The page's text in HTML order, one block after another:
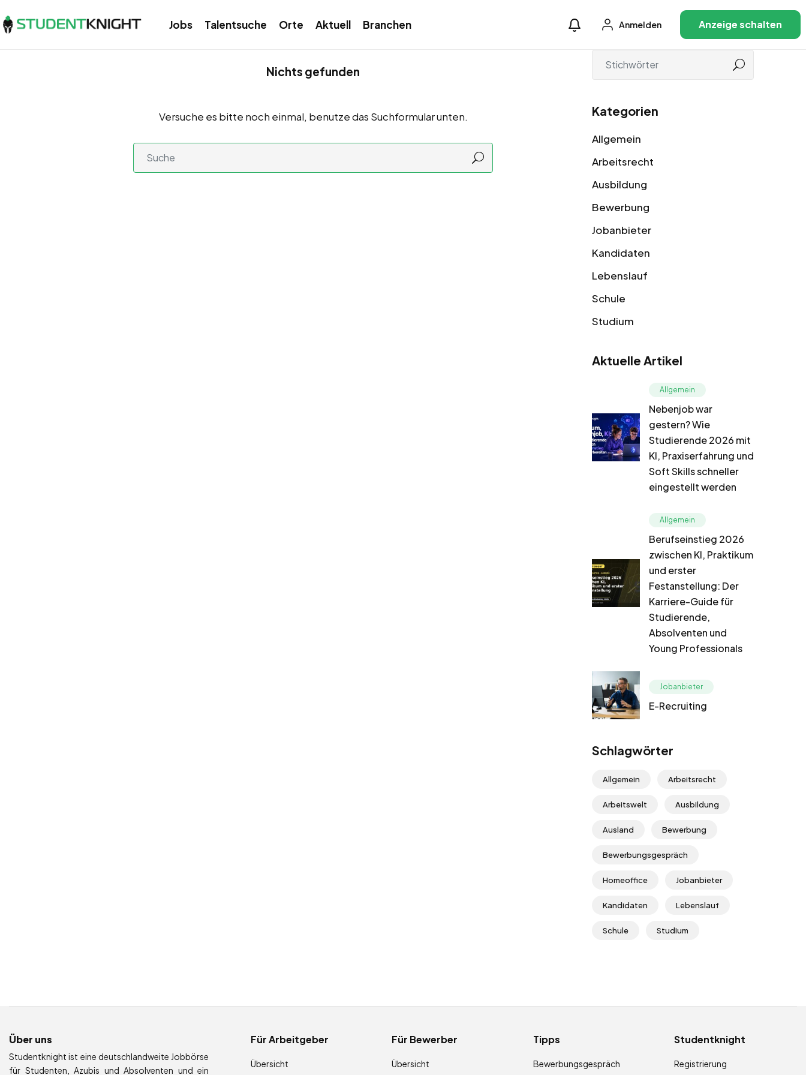
Jobs Talentsuche Orte Aktuell Branchen Anmelden Anzeige schalten
Nichts gefunden
Versuche es bitte noch einmal, benutze das Suchformular unten. Kategorien
Allgemein
Arbeitsrecht
Ausbildung
Bewerbung
Jobanbieter
Kandidaten
Lebenslauf
Schule
Studium
Aktuelle Artikel
Allgemein
Nebenjob war
gestern? Wie
Studierende 2026 mit
KI, Praxiserfahrung und
Soft Skills schneller
eingestellt werden
Allgemein
Berufseinstieg 2026
zwischen KI, Praktikum
und erster
Festanstellung: Der
Karriere-Guide für
Studierende,
Absolventen und
Young Professionals
Jobanbieter
E-Recruiting
Schlagwörter
Allgemein Arbeitsrecht
Arbeitswelt Ausbildung
Ausland Bewerbung
Bewerbungsgespräch
Homeoffice Jobanbieter
Kandidaten Lebenslauf
Schule Studium
Über uns
Studentknight ist eine deutschlandweite Jobbörse
für Studenten, Azubis und Absolventen und ein
Für Arbeitgeber
Übersicht
Für Bewerber
Übersicht
Tipps
Bewerbungsgespräch
Studentknight
Registrierung